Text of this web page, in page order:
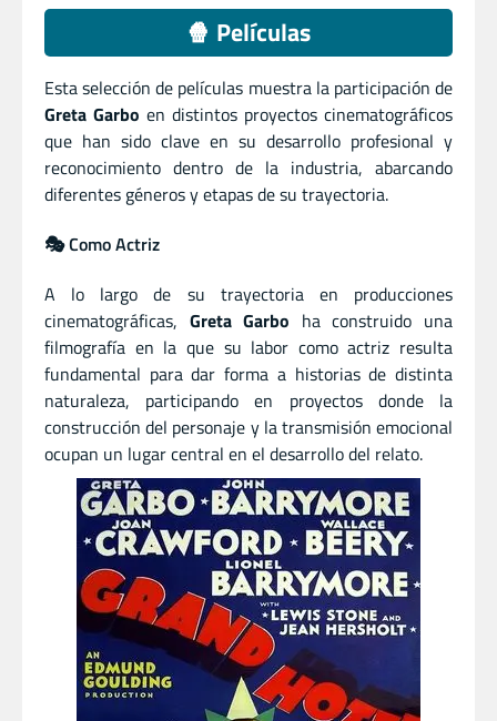
🍿 Películas
Esta selección de películas muestra la participación de
Greta Garbo en distintos proyectos cinematográficos
que han sido clave en su desarrollo profesional y
reconocimiento dentro de la industria, abarcando
diferentes géneros y etapas de su trayectoria.
🎭 Como Actriz
A lo largo de su trayectoria en producciones
cinematográficas, Greta Garbo ha construido una
filmografía en la que su labor como actriz resulta
fundamental para dar forma a historias de distinta
naturaleza, participando en proyectos donde la
construcción del personaje y la transmisión emocional
ocupan un lugar central en el desarrollo del relato.